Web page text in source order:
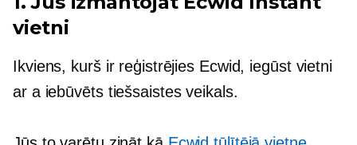
vietni
Ikviens, kurš ir reģistrējies Ecwid, iegūst vietni
ar a iebūvētstiešsaistes veikals.